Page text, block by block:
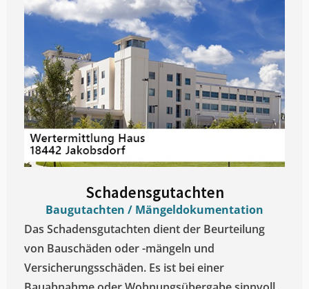
Schadensgutachten
Baugutachten / Mängeldokumentation
Das Schadensgutachten dient der Beurteilung
von Bauschäden oder -mängeln und
Versicherungsschäden. Es ist bei einer